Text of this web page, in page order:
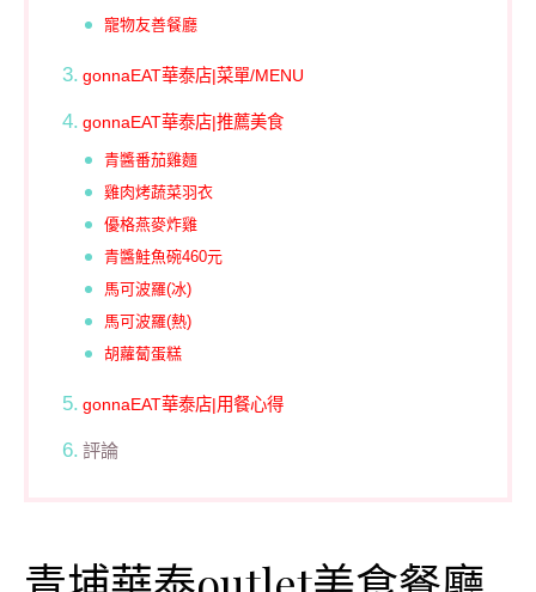
寵物友善餐廳
gonnaEAT華泰店|菜單/MENU
gonnaEAT華泰店|推薦美食
青醬番茄雞麵
雞肉烤蔬菜羽衣
優格燕麥炸雞
青醬鮭魚碗460元
馬可波羅(冰)
馬可波羅(熱)
胡蘿蔔蛋糕
gonnaEAT華泰店|用餐心得
評論